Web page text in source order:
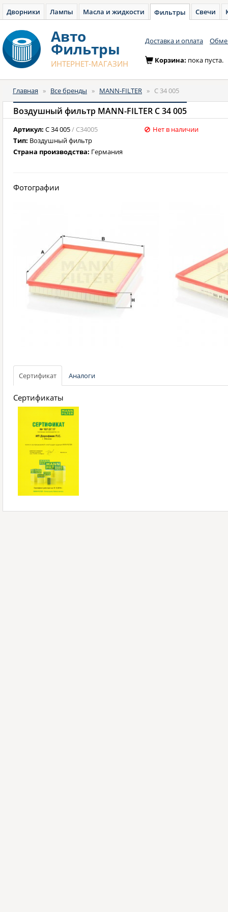
Дворники Лампы Масла и жидкости Фильтры Свечи
Авто
Фильтры
ИНТЕРНЕТ-МАГАЗИН
Доставка и оплата
Корзина: пока пуста.
Главная » Все бренды » MANN-FILTER » C 34 005
Воздушный фильтр MANN-FILTER C 34 005
Артикул: C 34 005/ C34005
Тип: Воздушный фильтр
Страна производства: Германия
Нет в наличии
Фотографии
Сертификат Аналоги
Сертификаты